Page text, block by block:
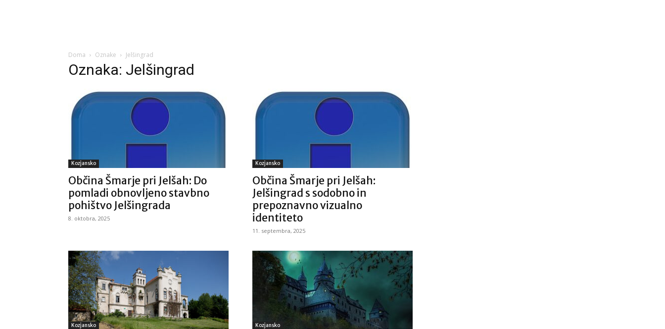
Doma Oznake Jelšingrad
Oznaka: Jelšingrad
Kozjansko
Občina Šmarje pri Jelšah: Do
pomladi obnovljeno stavbno
pohištvo Jelšingrada
8. oktobra, 2025
Kozjansko
Občina Šmarje pri Jelšah:
Jelšingrad s sodobno in
prepoznavno vizualno
identiteto
11. septembra, 2025
Kozjansko Kozjansko